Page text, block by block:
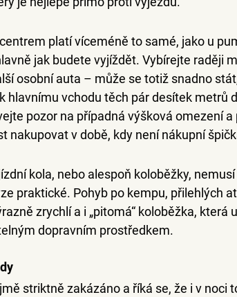
platí víceméně to samé, jako u
jak budete vyjíždět. Vybírejte raději
osobní auta – může se totiž snadno
hlavnímu vchodu těch pár desítek metrů
pozor na případná výšková omezení a
nakupovat v době, kdy není nákupní
kola, nebo alespoň koloběžky,
praktické. Pohyb po kempu, přilehlých
zrychlí a i „pitomá“ koloběžka, která
dopravním prostředkem.
striktně zakázáno a říká se, že i v noci